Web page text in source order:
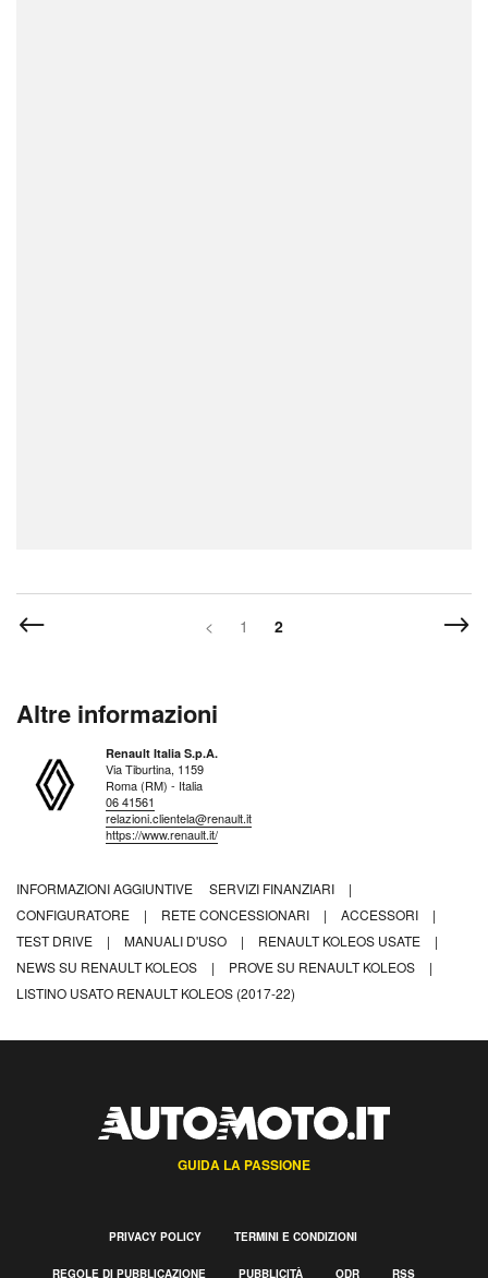
< 1 2
Altre informazioni
Renault Italia S.p.A.
Via Tiburtina, 1159
Roma (RM) - Italia
06 41561
relazioni.clientela@renault.it
https://www.renault.it/
INFORMAZIONI AGGIUNTIVE SERVIZI FINANZIARI
|
CONFIGURATORE
| RETE CONCESSIONARI | ACCESSORI
|
TEST DRIVE
| MANUALI D'USO | RENAULT KOLEOS USATE
|
NEWS SU RENAULT KOLEOS
| PROVE SU RENAULT KOLEOS
|
LISTINO USATO RENAULT KOLEOS (2017-22)
GUIDA LA PASSIONE
PRIVACY POLICY TERMINI E CONDIZIONI
REGOLE DI PUBBLICAZIONE PUBBLICITÀ ODR RSS